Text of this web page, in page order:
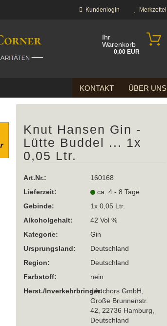
Kundenlogin
vergessen?
Merkzettel
Ihr
Warenkorb
0,00 EUR
KONTAKT ÜBER UNS
Knut Hansen Gin -
Lütte Buddel ... 1x
0,05 Ltr.
Art.Nr.:
160168
Lieferzeit:
ca. 4 - 8 Tage
Gebinde:
1x 0,05 Ltr.
Alkoholgehalt:
42 Vol %
Kategorie:
Gin
Ursprungsland:
Deutschland
Region:
Deutschland
Farbstoff:
nein
Herst./Inverkehrbringer:4Anchors GmbH,
Große Brunnenstr.
42, 22736 Hamburg,
Deutschland